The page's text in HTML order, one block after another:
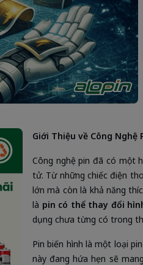
Giới Thiệu về Công Nghệ
Công nghệ pin đã có một
tử. Từ những chiếc điện
lớn mà còn là khả năng
là pin có thể thay đổi
dụng chưa từng có trong
Pin biến hình là một loại
này đang hứa hẹn sẽ